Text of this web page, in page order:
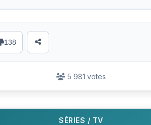
138
5 981 votes
SÉRIES / TV